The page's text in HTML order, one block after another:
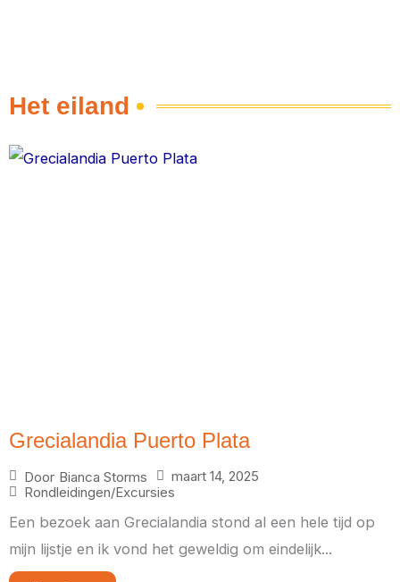
Het eiland
Grecialandia Puerto Plata
Door Bianca Storms
maart 14, 2025
Rondleidingen/Excursies
Een bezoek aan Grecialandia stond al een hele tijd op
mijn lijstje en ik vond het geweldig om eindelijk...